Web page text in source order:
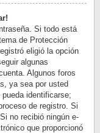
Si todo está
de Protección
eligió la opción
algunas
Algunos foros
ya sea por usted
identificarse;
de registro. Si
no recibió ningún e-
que proporcionó